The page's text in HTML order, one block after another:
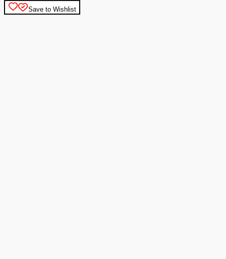
Save to Wishlist